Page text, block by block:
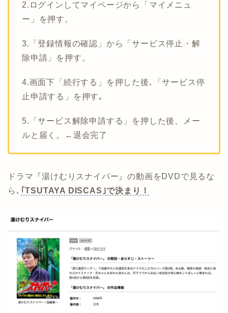
2.ログインしてマイページから「マイメニュ
ー」を押す。
3.「登録情報の確認」から「サービス停止・解
除申請」を押す。
4.画面下「続行する」を押した後､「サービス停
止申請する」を押す｡
5.「サービス解除申請する」を押した後、メー
ルと届く。←退会完了
ドラマ『湯けむりスナイパー』の動画をDVDで見るな
ら､ ｢TSUTAYA DISCAS｣で決まり！